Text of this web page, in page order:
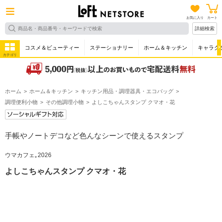
お気に入り カート
詳細検索
カテゴリ
コスメ＆ビューティー ステーショナリー ホーム＆キッチン キャラク
ホーム ホーム＆キッチン
キッチン用品・調理器具・エコバッグ
調理便利小物
その他調理小物 よしこちゃんスタンプ クマオ・花
手帳やノートデコなど色んなシーンで使えるスタンプ
ウマカフェ｡2026
よしこちゃんスタンプ クマオ・花